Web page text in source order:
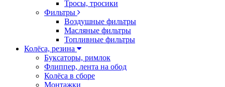
Тросы, тросики
Фильтры
Воздушные фильтры
Масляные фильтры
Топливные фильтры
Колёса, резина
Буксаторы, римлок
Флиппер, лента на обод
Колёса в сборе
Монтажки